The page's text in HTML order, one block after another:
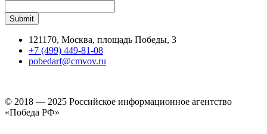
121170, Москва, площадь Победы, 3
+7 (499) 449-81-08
pobedarf@cmvov.ru
© 2018 — 2025 Российское информационное агентство
«Победа РФ»